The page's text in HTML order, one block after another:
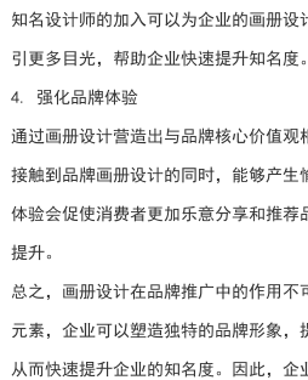
知名设计师的加入可以为企业的画册设
引更多目光，帮助企业快速提升知名度。
4. 强化品牌体验
通过画册设计营造出与品牌核心价值观
接触到品牌画册设计的同时，能够产生
体验会促使消费者更加乐意分享和推荐
提升。
总之，画册设计在品牌推广中的作用不
元素，企业可以塑造独特的品牌形象，
从而快速提升企业的知名度。因此，企